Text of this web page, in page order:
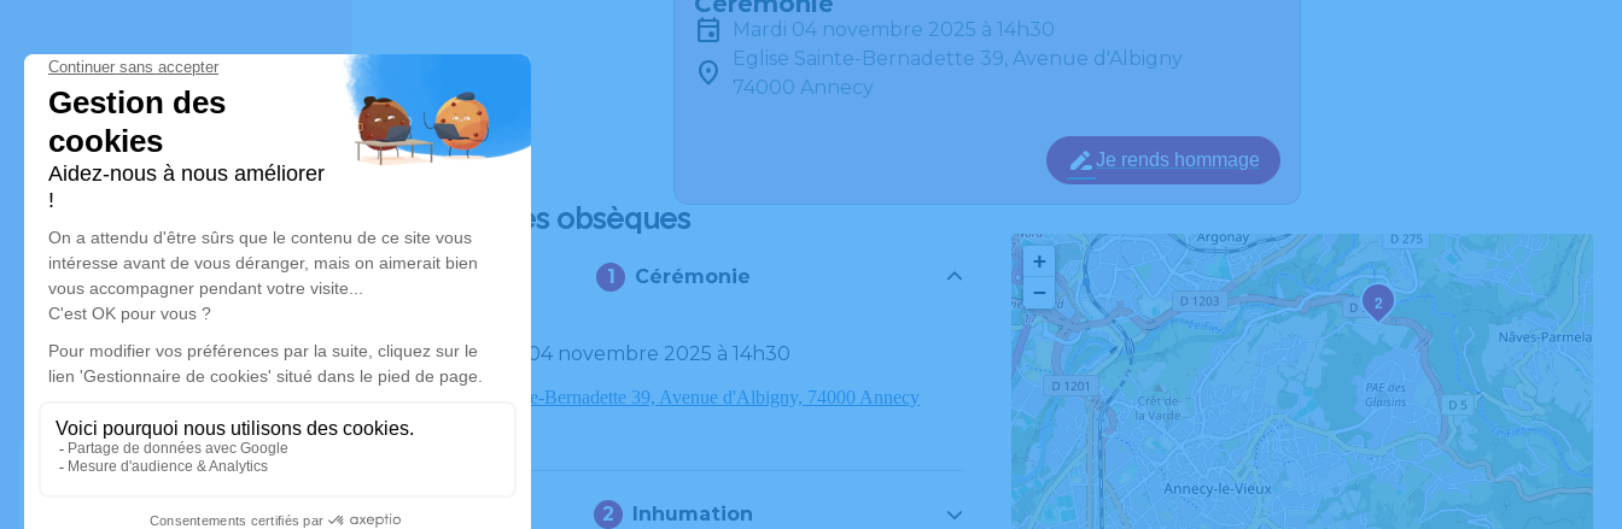
mardi 04 novembre 2025 à 14h30
Eglise Sainte-Bernadette 39, Avenue d'Albigny
74000 Annecy
Je rends hommage
Déroulé des obsèques
Cérémonie
Le mardi 04 novembre 2025 à 14h30
Eglise Sainte-Bernadette 39, Avenue d'Albigny, 74000 Annecy
Inhumation
2
+
−